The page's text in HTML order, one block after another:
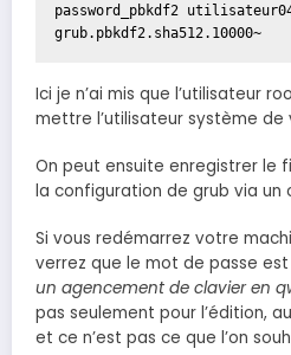
password_pbkdf2
grub.pbkdf2.sha512.10000~
Ici je n’ai mis que l’utilisateur
mettre l’utilisateur système de
On peut ensuite enregistrer le
la configuration de grub via un
Si vous redémarrez votre
verrez que le mot de passe
un agencement de clavier en
pas seulement pour l’édition,
et ce n’est pas ce que l’on